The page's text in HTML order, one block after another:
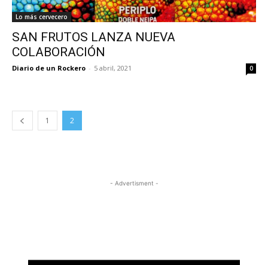
Lo más cervecero
SAN FRUTOS LANZA NUEVA
COLABORACIÓN
Diario de un Rockero - 5 abril, 2021 0
1 2
- Advertisment -